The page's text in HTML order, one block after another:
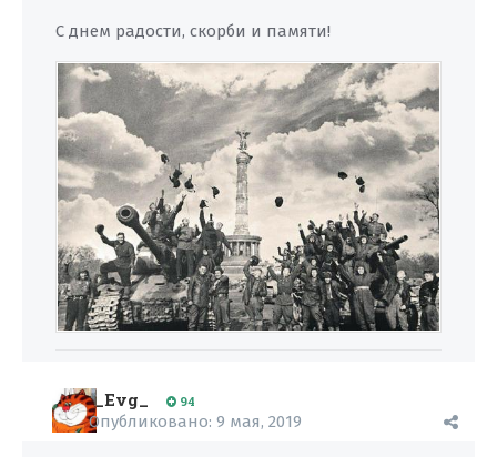
С днем радости, скорби и памяти!
_Evg_ 94
Опубликовано: 9 мая, 2019